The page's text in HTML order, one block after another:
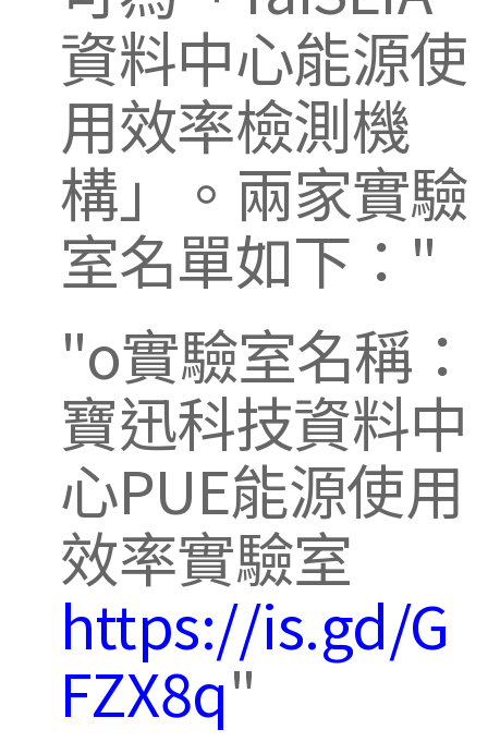
資料中心能源使
用效率檢測機
構」。兩家實驗
室名單如下：
o實驗室名稱：
寶迅科技資料中
心PUE能源使用
效率實驗室
https://is.gd/G
FZX8q